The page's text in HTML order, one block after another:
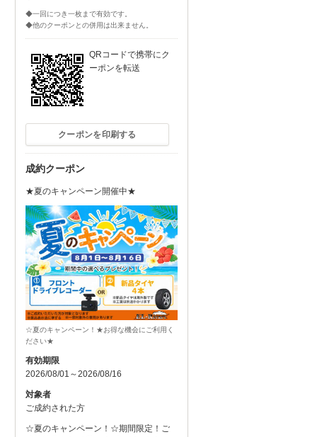
◆一回につき一枚まで有効です。
◆他のクーポンとの併用は出来ません。
QRコードで携帯にク
ーポンを転送
クーポンを印刷する
成約クーポン
★夏のキャンペーン開催中★
☆夏のキャンペーン！★お得な機会にご利用く
ださい★
有効期限
2026/08/01～2026/08/16
対象者
ご成約された方
☆夏のキャンペーン！☆期間限定！ご